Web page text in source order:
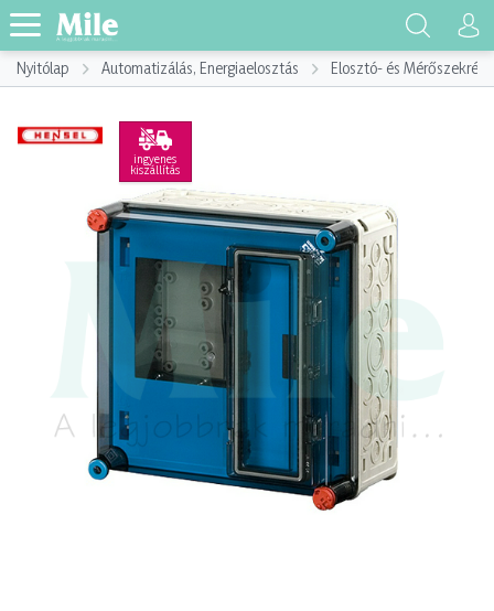
Nyitólap Automatizálás, Energiaelosztás Elosztó- és Mérőszekrény
ingyenes
kiszállítás